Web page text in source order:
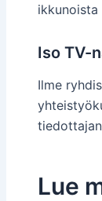
Iso TV-
Ilme
Lue